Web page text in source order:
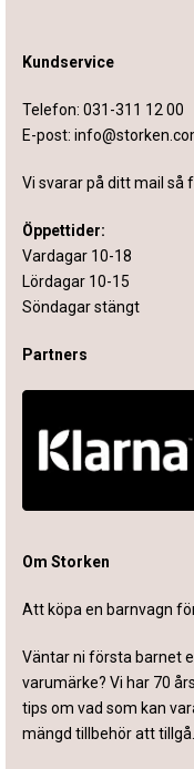
Kundservice
Telefon: 031-311 12 00
E-post:
Vi svarar på ditt mail så
Öppettider:
Vardagar 10-18
Lördagar 10-15
Söndagar stängt
Partners
Om Storken
Att köpa en barnvagn
Väntar ni första barnet
varumärke? Vi har 70
tips om vad som kan
mängd tillbehör att tillgå.